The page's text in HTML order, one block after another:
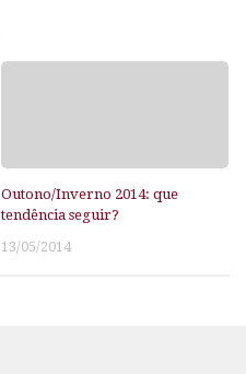
Outono/Inverno 2014: que
tendência seguir?
13/05/2014